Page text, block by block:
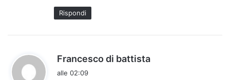
o
:
Rispondi
Francesco di battista
alle 02:09